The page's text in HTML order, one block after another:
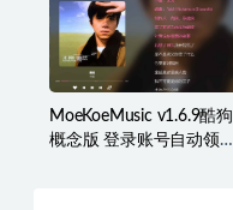
MoeKoeMusic v1.6.9酷狗
概念版 登录账号自动领取